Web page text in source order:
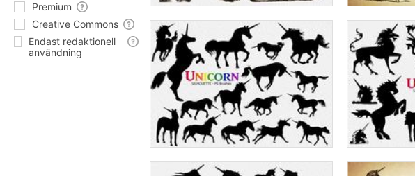
Premium
Creative Commons
Endast redaktionell
användning